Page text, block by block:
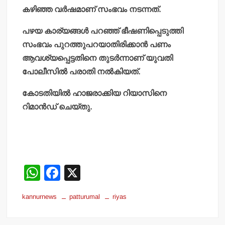
കഴിഞ്ഞ വര്‍ഷമാണ് സംഭവം നടന്നത്.
പഴയ കാര്യങ്ങള്‍ പറഞ്ഞ് ഭീഷണിപ്പെടുത്തി
സംഭവം പുറത്തുപറയാതിരിക്കാന്‍ പണം
ആവശ്യപ്പെട്ടതിനെ തുടര്‍ന്നാണ് യുവതി
പോലീസില്‍ പരാതി നല്‍കിയത്.
കോടതിയില്‍ ഹാജരാക്കിയ റിയാസിനെ
റിമാന്‍ഡ് ചെയ്തു.
W
at
F
c
kannurnews patturumal riyas